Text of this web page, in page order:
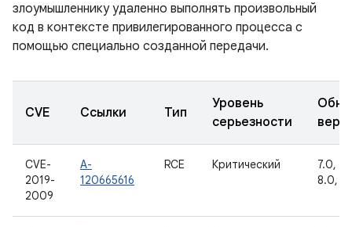
злоумышленнику удаленно выполнять произвольный
код в контексте привилегированного процесса с
помощью специально созданной передачи.
CVE Ссылки Тип
Уровень
серьезности
CVE-
2019-
2009
A-
120665616
RCE Критический
7.0,
8.0,